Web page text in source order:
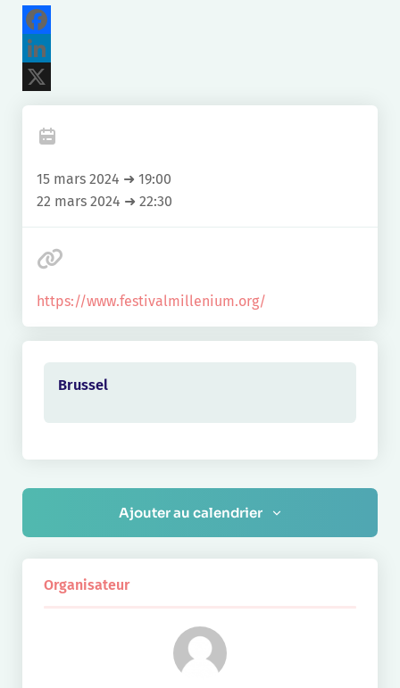
Facebook
LinkedIn
X
15 mars 2024 ➜ 19:00
22 mars 2024 ➜ 22:30
https://www.festivalmillenium.org/
Brussel
Ajouter au calendrier
Organisateur